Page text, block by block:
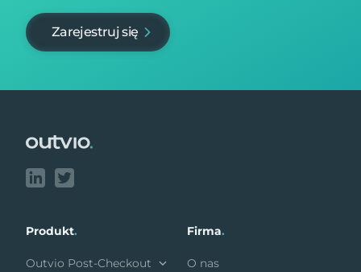
Zarejestruj się
Produkt.
Outvio Post-Checkout
Firma.
O nas